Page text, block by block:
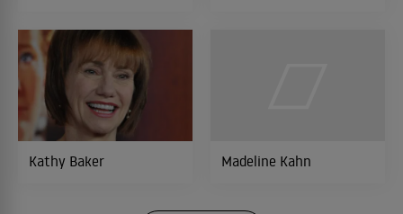
1976 Die Unbestechlichen
Kathy Baker Madeline Kahn